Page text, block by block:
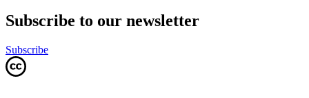
Subscribe to our newsletter
Subscribe